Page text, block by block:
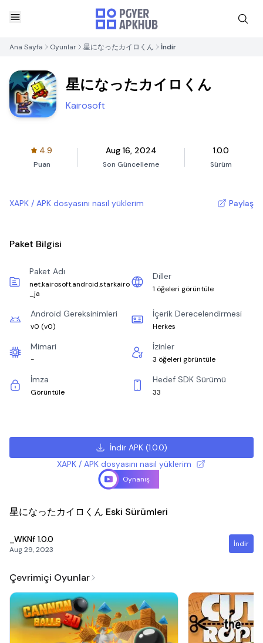
Ana Sayfa Oyunlar 星になったカイロくん İndir
星になったカイロくん
Kairosoft
4.9
Puan
Aug 16, 2024
Son Güncelleme
1.0.0
Sürüm
XAPK / APK dosyasını nasıl yüklerim Paylaş
Paket Bilgisi
Paket Adı
net.kairosoft.android.starkairo
_ja
Diller
1 öğeleri görüntüle
Android Gereksinimleri
v0 (v0)
İçerik Derecelendirmesi
Herkes
Mimari
-
İzinler
3 öğeleri görüntüle
İmza
Görüntüle
Hedef SDK Sürümü
33
İndir APK(1.0.0)
XAPK / APK dosyasını nasıl yüklerim
Oynanış
星になったカイロくん Eski Sürümleri
_WKNf 1.0.0
Aug 29, 2023
İndir
Çevrimiçi Oyunlar